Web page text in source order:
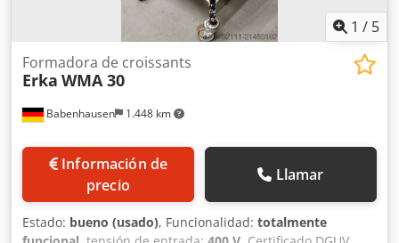
1 / 5
Babenhausen 1.448 km
Formadora de croissants
Erka WMA 30
Información de
precio
Llamar
Estado: bueno (usado), Funcionalidad: totalmente